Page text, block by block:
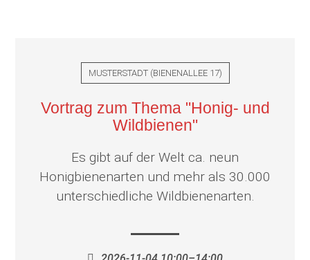
MUSTERSTADT(BIENENALLEE 17)
Vortrag zum Thema "Honig- und
Wildbienen"
Es gibt auf der Welt ca. neun
Honigbienenarten und mehr als 30.000
unterschiedliche Wildbienenarten.